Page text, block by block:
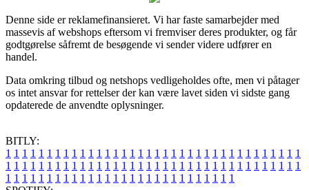
Denne side er reklamefinansieret. Vi har faste samarbejder med
massevis af webshops eftersom vi fremviser deres produkter, og får
godtgørelse såfremt de besøgende vi sender videre udfører en
handel.
Data omkring tilbud og netshops vedligeholdes ofte, men vi påtager
os intet ansvar for rettelser der kan være lavet siden vi sidste gang
opdaterede de anvendte oplysninger.
BITLY:
1 1 1 1 1 1 1 1 1 1 1 1 1 1 1 1 1 1 1 1 1 1 1 1 1 1 1 1 1 1 1 1 1 1 1 1
1 1 1 1 1 1 1 1 1 1 1 1 1 1 1 1 1 1 1 1 1 1 1 1 1 1 1 1 1 1 1 1 1 1 1 1
1 1 1 1 1 1 1 1 1 1 1 1 1 1 1 1 1 1 1 1 1 1 1 1 1 1 1 1